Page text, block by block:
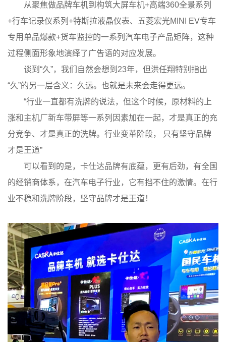
从聚焦做品牌车机到构筑大屏车机+高端360全景系列
+行车记录仪系列+特斯拉液晶仪表、五菱宏光MINI EV专车
专用单品爆款+货车监控的一系列汽车电子产品矩阵，这种
过程侧面形象地演绎了广告语的对应发展。
谈到“久”，我们自然会想到23年，但洪任翔特别指出
“久”的另一层含义：久远。也就是未来会走得更远。
“行业一直都有洗牌的说法，但这个时候，原材料的上
涨和主机厂新车带屏等一系列因素加在一起，才是真正的充
分竞争、才是真正的洗牌。行业变革阶段， 只有坚守品牌
才是王道”
可以看到的是，卡仕达品牌有底蕴，更有后劲，有全国
的经销商体系，在汽车电子行业，它有挡不住的激情。在行
业不稳和洗牌阶段，坚守品牌才是王道！